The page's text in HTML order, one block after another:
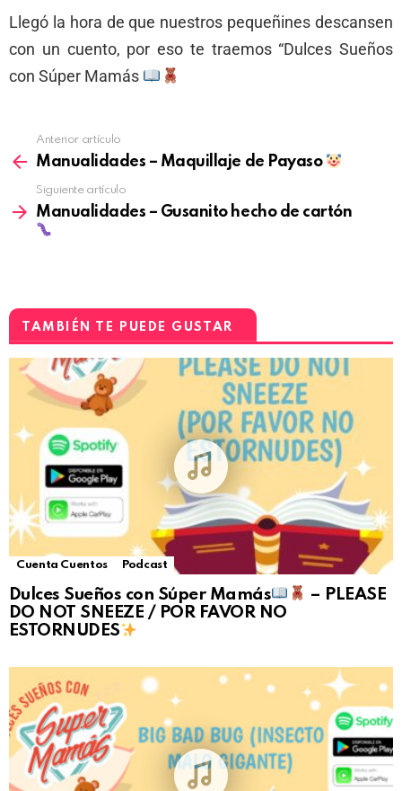
Llegó la hora de que nuestros pequeñines descansen
con un cuento, por eso te traemos “Dulces Sueños
con Súper Mamás
Anterior artículo
Manualidades – Maquillaje de Payaso
Siguiente artículo
Manualidades – Gusanito hecho de cartón
TAMBIÉN TE PUEDE GUSTAR
Cuenta Cuentos Podcast
Dulces Sueños con Súper Mamás
– PLEASE
DO NOT SNEEZE / POR FAVOR NO
ESTORNUDES